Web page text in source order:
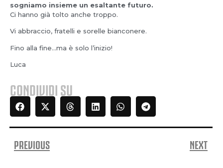
sogniamo insieme un esaltante futuro.
Ci hanno già tolto anche troppo.
Vi abbraccio, fratelli e sorelle bianconere.
Fino alla fine…ma è solo l’inizio!
Luca
CONDIVIDI SU
PREVIOUS NEXT